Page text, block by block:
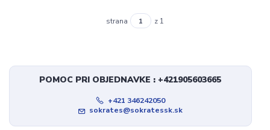
strana z 1
POMOC PRI OBJEDNAVKE : +421905603665
+421 346242050
sokrates@sokratessk.sk